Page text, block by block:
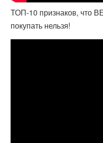
ТОП-10 признаков, что
покупать нельзя!